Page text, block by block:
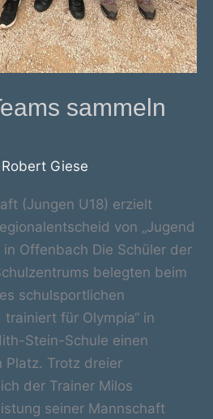
sammeln
Robert Giese
(Jungen U18) erzielt
von „Jugend
Offenbach Die Schüler der
belegten beim
schulsportlichen
für Olympia“ in
Stein-Schule einen
Platz. Trotz dreier
der Trainer Milos
seiner Mannschaft